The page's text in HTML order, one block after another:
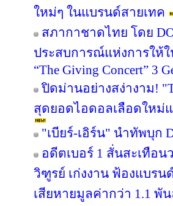
ใหม่ๆ ในแบรนด์สายเทค
สภากาชาดไทย โดย
ประสบการณ์แห่งการให้
“The Giving Concert” 3
ปิดม่านอย่างสง่างาม!
สุดยอดไอดอลเลือดใหม่
"เบียร์-เอิร์น" นำทัพบุก
อดีตเบอร์ 1 สั่นสะเทือ
วิฑูรย์ เก่งงาน ฟ้องแบร
เสียหายมูลค่ากว่า 1.1 พั